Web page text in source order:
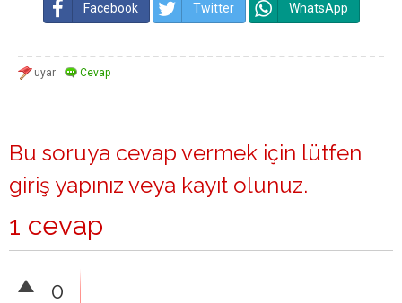
Facebook Twitter WhatsApp
Bu soruya cevap vermek için lütfen
giriş yapınız veya kayıt olunuz.
1 cevap
0